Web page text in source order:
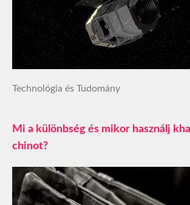
Technológia és Tudomány
Mi a különbség és mikor használj
chinot?